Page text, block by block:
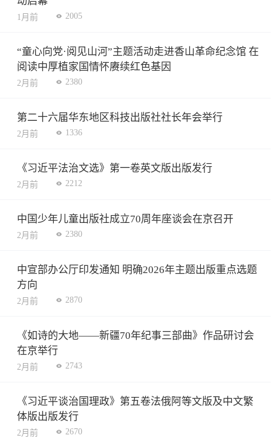
1月前 2005
“童心向党·阅见山河”主题活动走进香山革命纪念馆 在
阅读中厚植家国情怀赓续红色基因
2月前 2380
第二十六届华东地区科技出版社社长年会举行
2月前 1336
《习近平法治文选》第一卷英文版出版发行
2月前 2212
中国少年儿童出版社成立70周年座谈会在京召开
2月前 2380
中宣部办公厅印发通知 明确2026年主题出版重点选题
方向
2月前 2870
《如诗的大地——新疆70年纪事三部曲》作品研讨会
在京举行
2月前 2743
《习近平谈治国理政》第五卷法俄阿等文版及中文繁
体版出版发行
2月前 2670